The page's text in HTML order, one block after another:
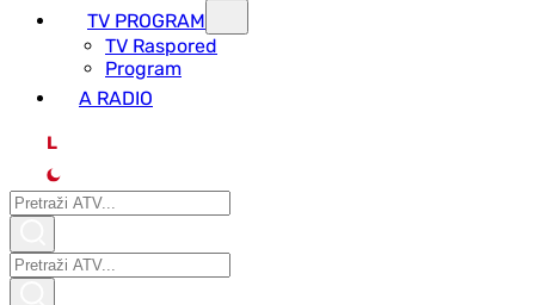
TV PROGRAM
ТV Raspored
Program
A RADIO
L